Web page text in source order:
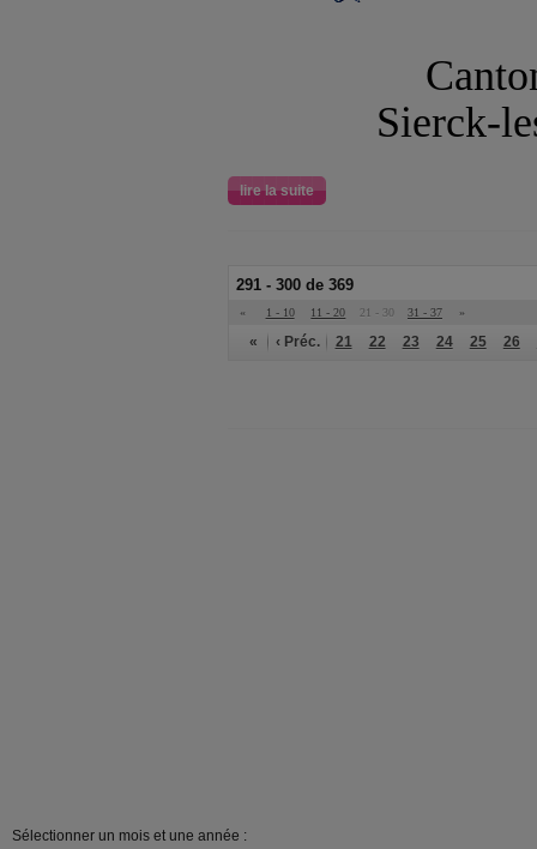
Sierck-
lire la suite
291 - 300 de 369
« 1 - 10 11 - 20 21 - 30 31 - 37 »
« ‹ Préc. 21 22 23 24 25 26
Sélectionner un mois et une année :